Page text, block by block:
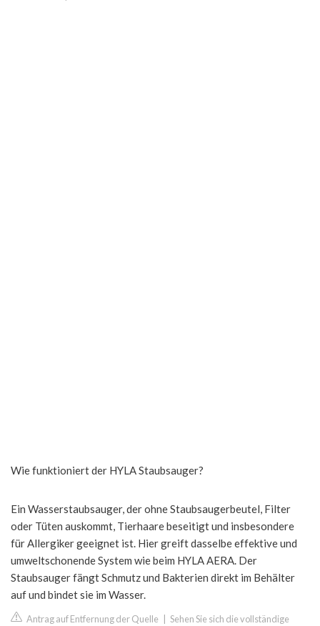
Wie funktioniert der HYLA Staubsauger?
Ein Wasserstaubsauger, der ohne Staubsaugerbeutel, Filter
oder Tüten auskommt, Tierhaare beseitigt und insbesondere
für Allergiker geeignet ist. Hier greift dasselbe effektive und
umweltschonende System wie beim HYLA AERA. Der
Staubsauger fängt Schmutz und Bakterien direkt im Behälter
auf und bindet sie im Wasser.
Antrag auf Entfernung der Quelle Sehen Sie sich die vollständige